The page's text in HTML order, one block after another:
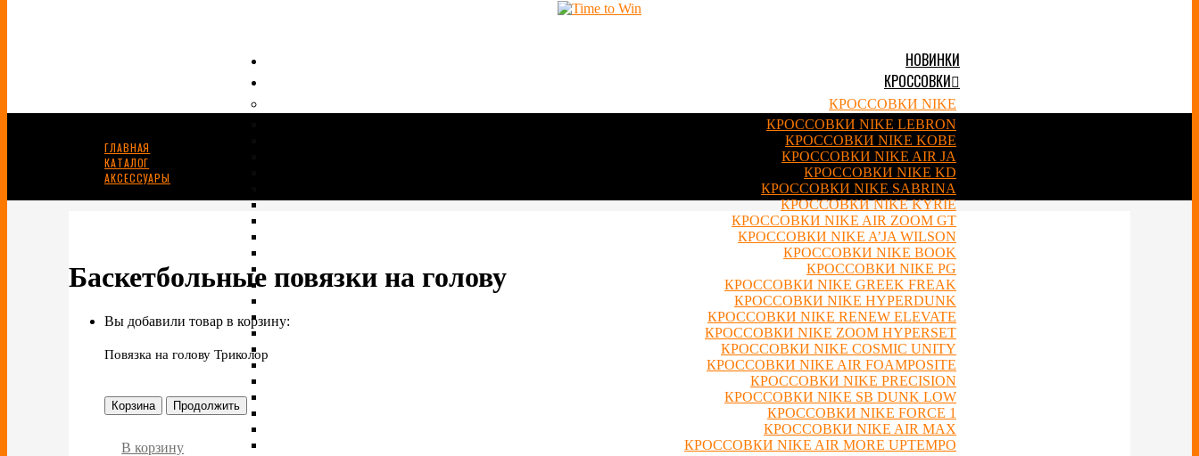
НОВИНКИ
КРОССОВКИ
КРОССОВКИ NIKE
КРОССОВКИ NIKE LEBRON
КРОССОВКИ NIKE KOBE
КРОССОВКИ NIKE AIR JA
КРОССОВКИ NIKE KD
КРОССОВКИ NIKE SABRINA
КРОССОВКИ NIKE KYRIE
КРОССОВКИ NIKE AIR ZOOM GT
КРОССОВКИ NIKE A’JA WILSON
КРОССОВКИ NIKE BOOK
КРОССОВКИ NIKE PG
КРОССОВКИ NIKE GREEK FREAK
КРОССОВКИ NIKE HYPERDUNK
КРОССОВКИ NIKE RENEW ELEVATE
КРОССОВКИ NIKE ZOOM HYPERSET
КРОССОВКИ NIKE COSMIC UNITY
КРОССОВКИ NIKE AIR FOAMPOSITE
КРОССОВКИ NIKE PRECISION
КРОССОВКИ NIKE SB DUNK LOW
КРОССОВКИ NIKE FORCE 1
КРОССОВКИ NIKE AIR MAX
КРОССОВКИ NIKE AIR MORE UPTEMPO
ГЛАВНАЯ
КАТАЛОГ
АКСЕССУАРЫ
Баскетбольные повязки на голову
Вы добавили товар в корзину:
Повязка на голову Триколор
Корзина Продолжить
В корзину